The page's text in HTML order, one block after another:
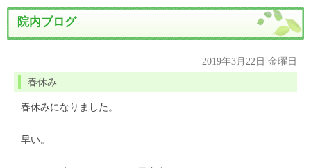
院内ブログ
2019年3月22日 金曜日
春休み
春休みになりました。
早い。